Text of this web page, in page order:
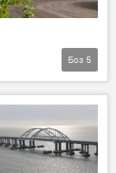
Амалиёти вижаи Русия барои ҳимояи Донбасс: охирин хабарҳо
Боз 5